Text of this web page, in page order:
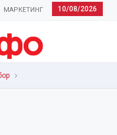
10/08/2026
МАРКЕТИНГ